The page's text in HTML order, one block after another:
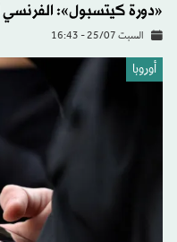
«دورة كيتسبول»:
السبت 25/07 - 16:43
أوروبا